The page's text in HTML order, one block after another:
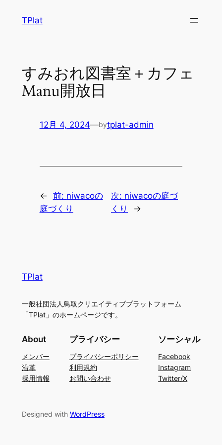
TPlat
すみおれ図書室＋カフェ
Manu開放日
12月 4, 2024—bytplat-admin
← 前: niwacoの
庭づくり
次: niwacoの庭づ
くり
→
TPlat
一般社団法人鳥取クリエイティブプラットフォーム
「TPlat」のホームページです。
About
メンバー
沿革
採用情報
プライバシー
プライバシーポリシー
利用規約
お問い合わせ
ソーシャル
Facebook
Instagram
Twitter/X
Designed with WordPress